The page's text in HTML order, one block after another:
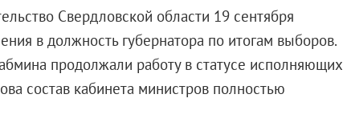
Свердловской области 19 сентября
в должность губернатора по итогам выборов.
продолжали работу в статусе исполняющих
состав кабинета министров полностью